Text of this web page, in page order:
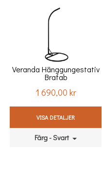
Veranda Hänggungestativ
Brafab
Pris
1 690,00 kr
VISA DETALJER
Färg - Svart